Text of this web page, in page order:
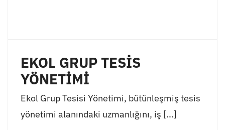
EKOL GRUP TESİS
YÖNETİMİ
Ekol Grup Tesisi Yönetimi, bütünleşmiş tesis
yönetimi alanındaki uzmanlığını, iş [...]